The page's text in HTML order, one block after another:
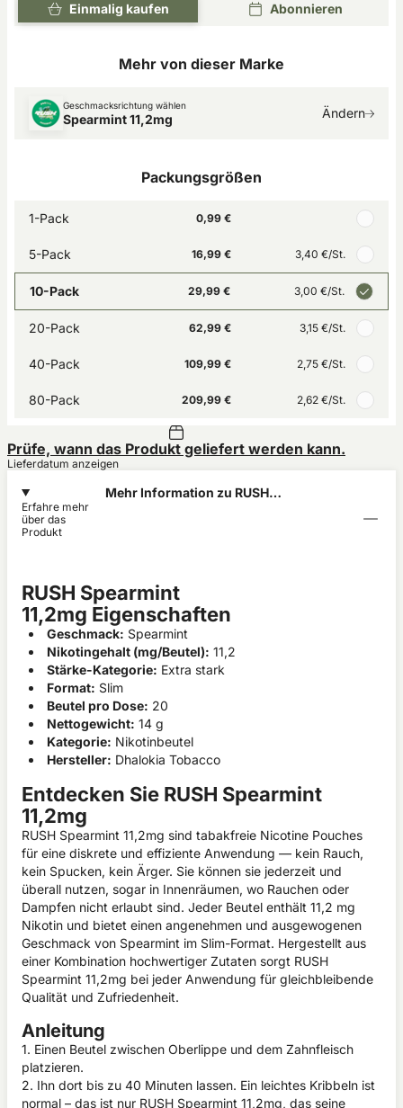
Einmalig kaufen Abonnieren
Mehr von dieser Marke
Geschmacksrichtung wählen
Spearmint 11,2mg Ändern
Packungsgrößen
1-Pack 0,99 €
5-Pack 16,99 € 3,40 €/St.
10-Pack 29,99 € 3,00 €/St.
20-Pack 62,99 € 3,15 €/St.
40-Pack 109,99 € 2,75 €/St.
80-Pack 209,99 € 2,62 €/St.
Prüfe, wann das Produkt geliefert werden kann.
Lieferdatum anzeigen
Mehr Information zu RUSH
Erfahre mehr
über das
Produkt
RUSH Spearmint
11,2mg Eigenschaften
Geschmack: Spearmint
Nikotingehalt (mg/Beutel): 11,2
Stärke-Kategorie: Extra stark
Format: Slim
Beutel pro Dose: 20
Nettogewicht: 14 g
Kategorie: Nikotinbeutel
Hersteller: Dhalokia Tobacco
Entdecken Sie RUSH Spearmint
11,2mg
RUSH Spearmint 11,2mg sind tabakfreie Nicotine Pouches
für eine diskrete und effiziente Anwendung — kein Rauch,
kein Spucken, kein Ärger. Sie können sie jederzeit und
überall nutzen, sogar in Innenräumen, wo Rauchen oder
Dampfen nicht erlaubt sind. Jeder Beutel enthält 11,2 mg
Nikotin und bietet einen angenehmen und ausgewogenen
Geschmack von Spearmint im Slim-Format. Hergestellt aus
einer Kombination hochwertiger Zutaten sorgt RUSH
Spearmint 11,2mg bei jeder Anwendung für gleichbleibende
Qualität und Zufriedenheit.
Anleitung
1. Einen Beutel zwischen Oberlippe und dem Zahnfleisch
platzieren.
2. Ihn dort bis zu 40 Minuten lassen. Ein leichtes Kribbeln ist
normal – das ist nur RUSH Spearmint 11,2mg, das seine